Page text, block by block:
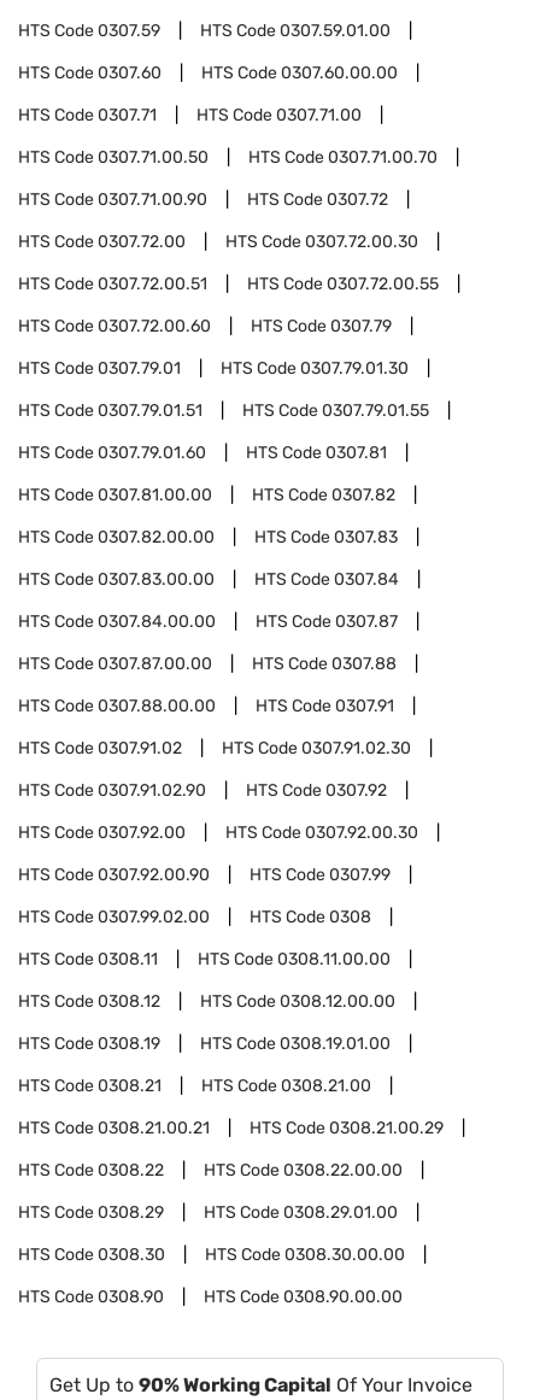
HTS Code0307.59 HTS Code0307.59.01.00
HTS Code0307.60 HTS Code0307.60.00.00
HTS Code0307.71 HTS Code0307.71.00
HTS Code0307.71.00.50 HTS Code0307.71.00.70
HTS Code0307.71.00.90 HTS Code0307.72
HTS Code0307.72.00 HTS Code0307.72.00.30
HTS Code0307.72.00.51 HTS Code0307.72.00.55
HTS Code0307.72.00.60 HTS Code0307.79
HTS Code0307.79.01 HTS Code0307.79.01.30
HTS Code0307.79.01.51 HTS Code0307.79.01.55
HTS Code0307.79.01.60 HTS Code0307.81
HTS Code0307.81.00.00 HTS Code0307.82
HTS Code0307.82.00.00 HTS Code0307.83
HTS Code0307.83.00.00 HTS Code0307.84
HTS Code0307.84.00.00 HTS Code0307.87
HTS Code0307.87.00.00 HTS Code0307.88
HTS Code0307.88.00.00 HTS Code0307.91
HTS Code0307.91.02 HTS Code0307.91.02.30
HTS Code0307.91.02.90 HTS Code0307.92
HTS Code0307.92.00 HTS Code0307.92.00.30
HTS Code0307.92.00.90 HTS Code0307.99
HTS Code0307.99.02.00 HTS Code0308
HTS Code0308.11 HTS Code0308.11.00.00
HTS Code0308.12 HTS Code0308.12.00.00
HTS Code0308.19 HTS Code0308.19.01.00
HTS Code0308.21 HTS Code0308.21.00
HTS Code0308.21.00.21 HTS Code0308.21.00.29
HTS Code0308.22 HTS Code0308.22.00.00
HTS Code0308.29 HTS Code0308.29.01.00
HTS Code0308.30 HTS Code0308.30.00.00
HTS Code0308.90 HTS Code0308.90.00.00
Get Up to 90% Working Capital Of Your Invoice